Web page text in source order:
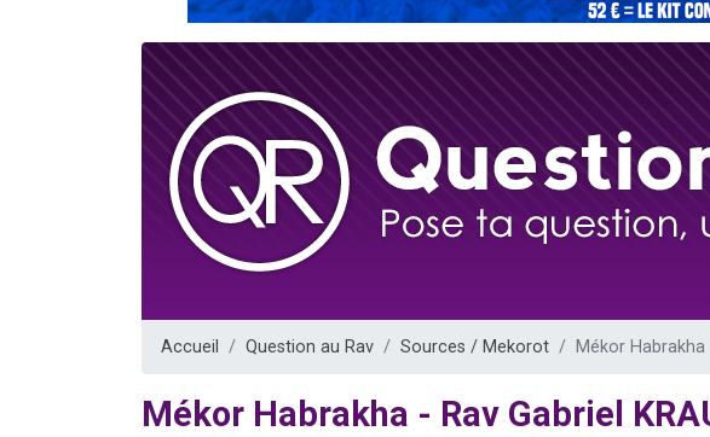
Il reste 49 places pour étudier en
Ariel vient de donner son Maasser
Nathaniel vient de donner son
6 personnes viennent de faire
2 personnes viennent de faire
10 personnes viennent de demander
Il reste 49 places pour étudier en
Accueil Question au Rav Sources / Mekorot Mékor Habrakha
Mékor Habrakha - Rav Gabriel